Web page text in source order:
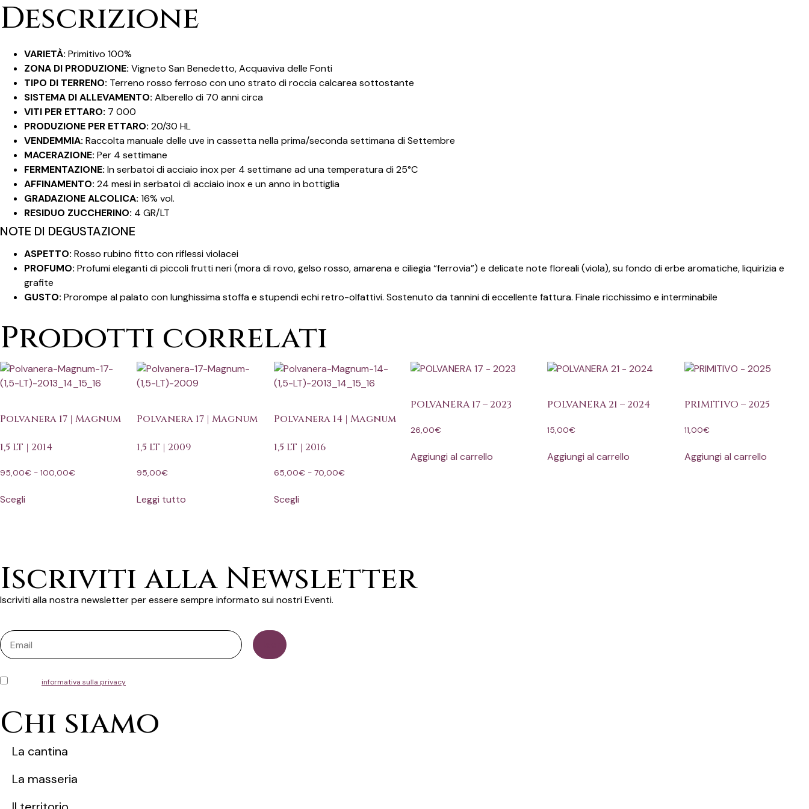
Descrizione
VARIETÀ: Primitivo 100%
ZONA DI PRODUZIONE: Vigneto San Benedetto, Acquaviva delle Fonti
TIPO DI TERRENO: Terreno rosso ferroso con uno strato di roccia calcarea sottostante
SISTEMA DI ALLEVAMENTO: Alberello di 70 anni circa
VITI PER ETTARO: 7 000
PRODUZIONE PER ETTARO: 20/30 HL
VENDEMMIA: Raccolta manuale delle uve in cassetta nella prima/seconda settimana di Settembre
MACERAZIONE: Per 4 settimane
FERMENTAZIONE: In serbatoi di acciaio inox per 4 settimane ad una temperatura di 25°C
AFFINAMENTO: 24 mesi in serbatoi di acciaio inox e un anno in bottiglia
GRADAZIONE ALCOLICA: 16% vol.
RESIDUO ZUCCHERINO: 4 GR/LT
NOTE DI DEGUSTAZIONE
ASPETTO: Rosso rubino fitto con riflessi violacei
PROFUMO: Profumi eleganti di piccoli frutti neri (mora di rovo, gelso rosso, amarena e ciliegia “ferrovia”) e delicate note floreali (viola), su fondo di erbe aromatiche, liquirizia e
grafite
GUSTO: Prorompe al palato con lunghissima stoffa e stupendi echi retro-olfattivi. Sostenuto da tannini di eccellente fattura. Finale ricchissimo e interminabile
Prodotti correlati
Polvanera 17 | Magnum
1,5 LT | 2014
95,00€ - 100,00€
Scegli
Polvanera 17 | Magnum
1,5 LT | 2009
95,00€
Leggi tutto
Polvanera 14 | Magnum
1,5 LT | 2016
65,00€ - 70,00€
Scegli
POLVANERA 17 – 2023
26,00€
Aggiungi al carrello
POLVANERA 21 – 2024
15,00€
Aggiungi al carrello
PRIMITIVO – 2025
11,00€
Aggiungi al carrello
Iscriviti alla Newsletter
Iscriviti alla nostra newsletter per essere sempre informato sui nostri Eventi.
informativa sulla privacy
Chi siamo
La cantina
La masseria